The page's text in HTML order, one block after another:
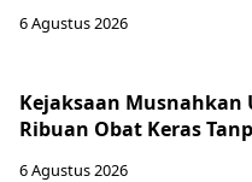
6 Agustus 2026
Kejaksaan Musnahkan
Ribuan Obat Keras
6 Agustus 2026